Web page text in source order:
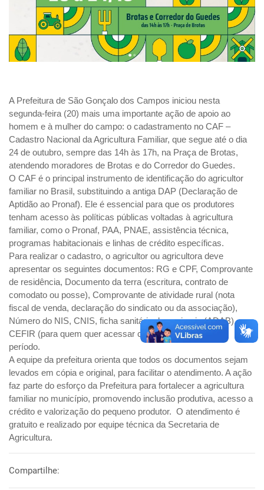
A Prefeitura de São Gonçalo dos Campos iniciou nesta
segunda-feira (20) mais uma importante ação de apoio ao
homem e à mulher do campo: o cadastramento no CAF –
Cadastro Nacional da Agricultura Familiar, que segue até o dia
24 de outubro, sempre das 14h às 17h, na Praça de Brotas,
atendendo moradores de Brotas e do Corredor do Guedes.
O CAF é o principal instrumento de identificação do agricultor
familiar no Brasil, substituindo a antiga DAP (Declaração de
Aptidão ao Pronaf). Ele é essencial para que os produtores
tenham acesso às políticas públicas voltadas à agricultura
familiar, como o Pronaf, PAA, PNAE, assistência técnica,
programas habitacionais e linhas de crédito específicas.
Para realizar o cadastro, o agricultor ou agricultora deve
apresentar os seguintes documentos: RG e CPF, Comprovante
de residência, Documento da terra (escritura, contrato de
comodato ou posse), Comprovante de atividade rural (nota
fiscal de venda, declaração do sindicato ou da associação),
Número do NIS, CNIS, ficha sanitária dos animais (ADAB),
CEFIR (para quem quer acessar crédito), PNA do último
período.
A equipe da prefeitura orienta que todos os documentos sejam
levados em cópia e original, para facilitar o atendimento. A ação
faz parte do esforço da Prefeitura para fortalecer a agricultura
familiar no município, promovendo inclusão produtiva, acesso a
crédito e valorização do pequeno produtor. O atendimento é
gratuito e realizado por equipe técnica da Secretaria de
Agricultura.
Compartilhe: